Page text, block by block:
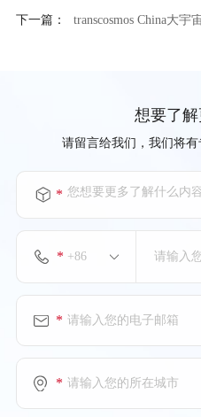
下一篇：
想要了解
请留言给我们，我们将有
您想要更多了解什么内
*
*
*
*